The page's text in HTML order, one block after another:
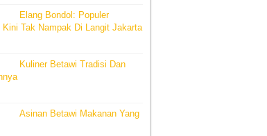
Elang Bondol: Populer
Tak Nampak Di Langit Jakarta
Kuliner Betawi Tradisi Dan
Asinan Betawi Makanan Yang